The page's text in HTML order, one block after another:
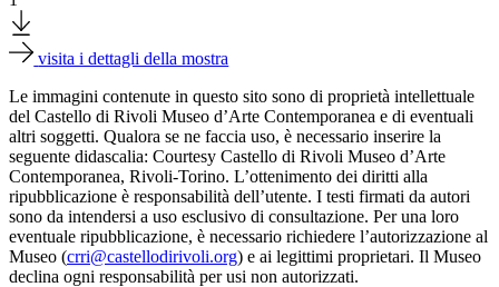
Download
visita i dettagli della mostra
Le immagini contenute in questo sito sono di proprietà intellettuale
del Castello di Rivoli Museo d’Arte Contemporanea e di eventuali
altri soggetti. Qualora se ne faccia uso, è necessario inserire la
seguente didascalia: Courtesy Castello di Rivoli Museo d’Arte
Contemporanea, Rivoli-Torino. L’ottenimento dei diritti alla
ripubblicazione è responsabilità dell’utente. I testi firmati da autori
sono da intendersi a uso esclusivo di consultazione. Per una loro
eventuale ripubblicazione, è necessario richiedere l’autorizzazione al
Museo (crri@castellodirivoli.org) e ai legittimi proprietari. Il Museo
declina ogni responsabilità per usi non autorizzati.